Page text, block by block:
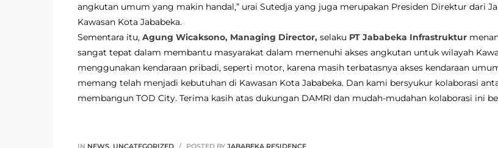
angkutan umum yang makin handal,” urai Sutedja yang juga merupakan Presiden Direktur dari
Kawasan Kota Jababeka.
Sementara itu, Agung Wicaksono, Managing Director, selaku PT Jababeka Infrastruktur
sangat tepat dalam membantu masyarakat dalam memenuhi akses angkutan untuk wilayah
menggunakan kendaraan pribadi, seperti motor, karena masih terbatasnya akses kendaraan
memang telah menjadi kebutuhan di Kawasan Kota Jababeka. Dan kami bersyukur kolaborasi
membangun TOD City. Terima kasih atas dukungan DAMRI dan mudah-mudahan kolaborasi ini